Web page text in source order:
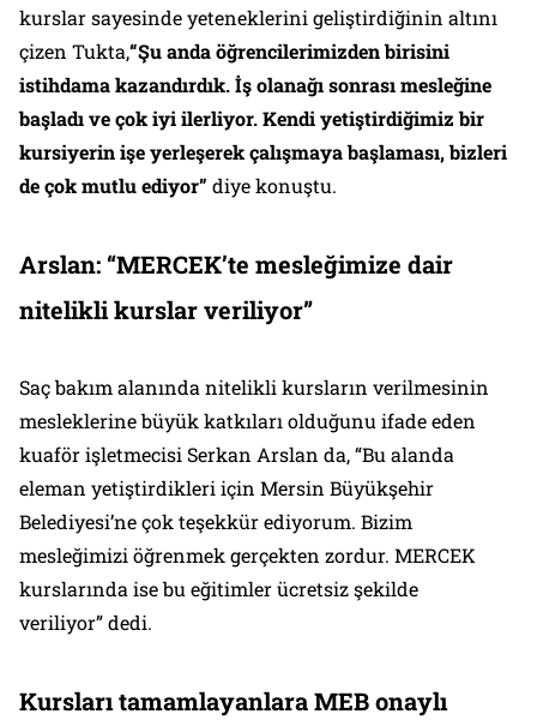
kurslar sayesinde yeteneklerini geliştirdiğinin altını
çizen Tukta,“Şu anda öğrencilerimizden birisini
istihdama kazandırdık. İş olanağı sonrası mesleğine
başladı ve çok iyi ilerliyor. Kendi yetiştirdiğimiz bir
kursiyerin işe yerleşerek çalışmaya başlaması, bizleri
de çok mutlu ediyor” diye konuştu.
Arslan: “MERCEK’te mesleğimize dair
nitelikli kurslar veriliyor”
Saç bakım alanında nitelikli kursların verilmesinin
mesleklerine büyük katkıları olduğunu ifade eden
kuaför işletmecisi Serkan Arslan da, “Bu alanda
eleman yetiştirdikleri için Mersin Büyükşehir
Belediyesi’ne çok teşekkür ediyorum. Bizim
mesleğimizi öğrenmek gerçekten zordur. MERCEK
kurslarında ise bu eğitimler ücretsiz şekilde
veriliyor” dedi.
Kursları tamamlayanlara MEB onaylı